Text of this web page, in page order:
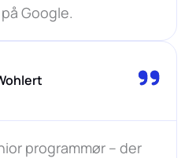
Google.
programmør – der